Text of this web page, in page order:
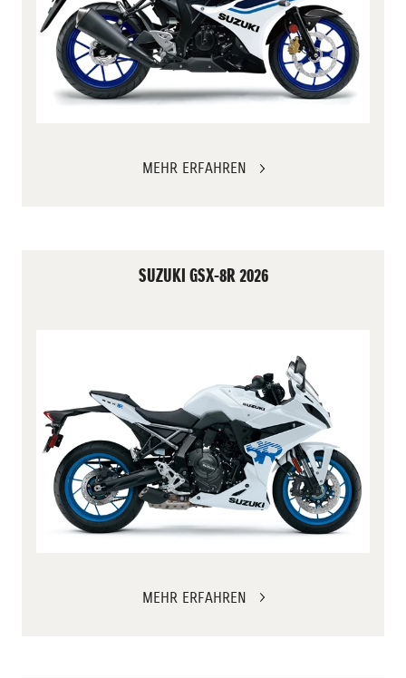
MEHR ERFAHREN
SUZUKI GSX-8R 2026
MEHR ERFAHREN